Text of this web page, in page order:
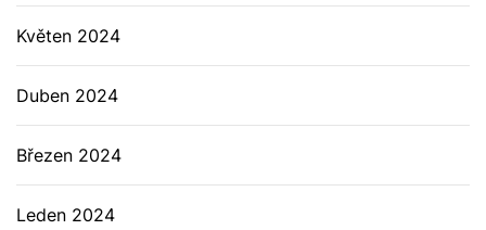
Květen 2024
Duben 2024
Březen 2024
Leden 2024